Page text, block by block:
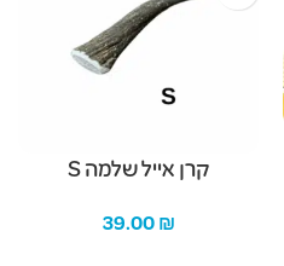
קרן אייל שלמה S
39.00 ₪